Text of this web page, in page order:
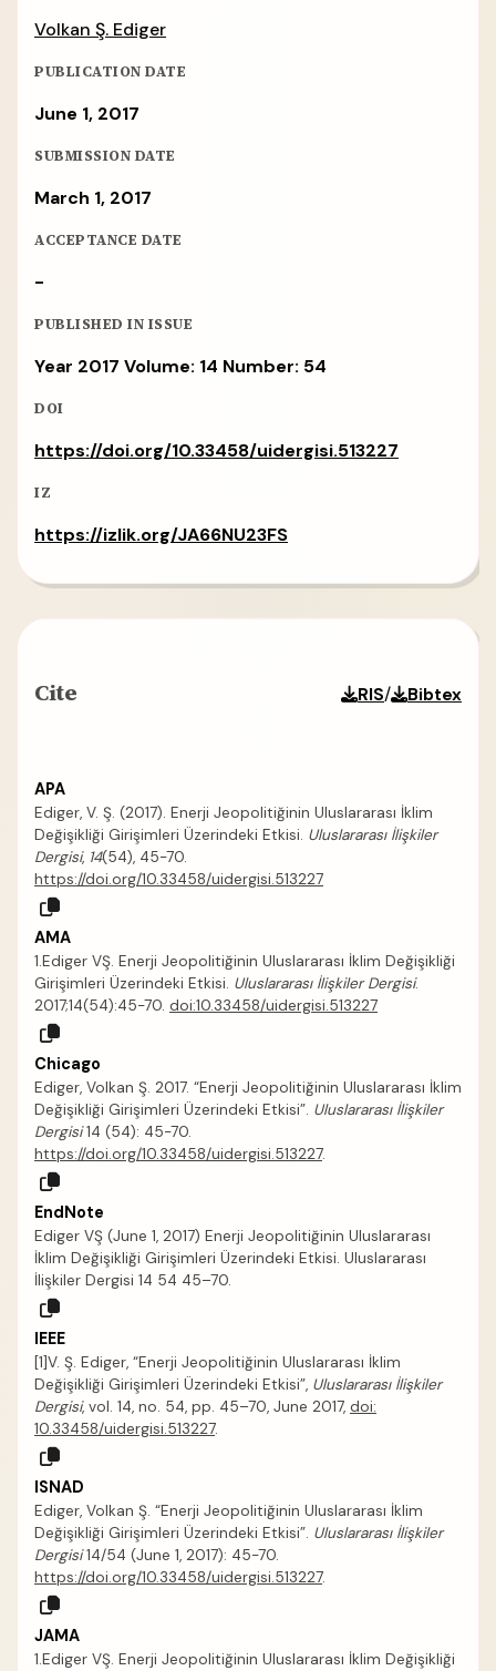
Volkan Ş. Ediger
PUBLICATION DATE
June 1, 2017
SUBMISSION DATE
March 1, 2017
ACCEPTANCE DATE
-
PUBLISHED IN ISSUE
Year 2017 Volume: 14 Number: 54
DOI
https://doi.org/10.33458/uidergisi.513227
IZ
https://izlik.org/JA66NU23FS
Cite RIS/ Bibtex
APA
Ediger, V. Ş. (2017). Enerji Jeopolitiğinin Uluslararası İklim
Değişikliği Girişimleri Üzerindeki Etkisi. Uluslararası İlişkiler
Dergisi, 14(54), 45-70.
https://doi.org/10.33458/uidergisi.513227
AMA
1.Ediger VŞ. Enerji Jeopolitiğinin Uluslararası İklim Değişikliği
Girişimleri Üzerindeki Etkisi. Uluslararası İlişkiler Dergisi.
2017;14(54):45-70. doi:10.33458/uidergisi.513227
Chicago
Ediger, Volkan Ş. 2017. “Enerji Jeopolitiğinin Uluslararası İklim
Değişikliği Girişimleri Üzerindeki Etkisi”. Uluslararası İlişkiler
Dergisi14 (54): 45-70.
https://doi.org/10.33458/uidergisi.513227.
EndNote
Ediger VŞ (June 1, 2017) Enerji Jeopolitiğinin Uluslararası
İklim Değişikliği Girişimleri Üzerindeki Etkisi. Uluslararası
İlişkiler Dergisi 14 54 45–70.
IEEE
[1]V. Ş. Ediger, “Enerji Jeopolitiğinin Uluslararası İklim
Değişikliği Girişimleri Üzerindeki Etkisi”, Uluslararası İlişkiler
Dergisi, vol. 14, no. 54, pp. 45–70, June 2017, doi:
10.33458/uidergisi.513227.
ISNAD
Ediger, Volkan Ş. “Enerji Jeopolitiğinin Uluslararası İklim
Değişikliği Girişimleri Üzerindeki Etkisi”. Uluslararası İlişkiler
Dergisi14/54 (June 1, 2017): 45-70.
https://doi.org/10.33458/uidergisi.513227.
JAMA
1.Ediger VŞ. Enerji Jeopolitiğinin Uluslararası İklim Değişikliği